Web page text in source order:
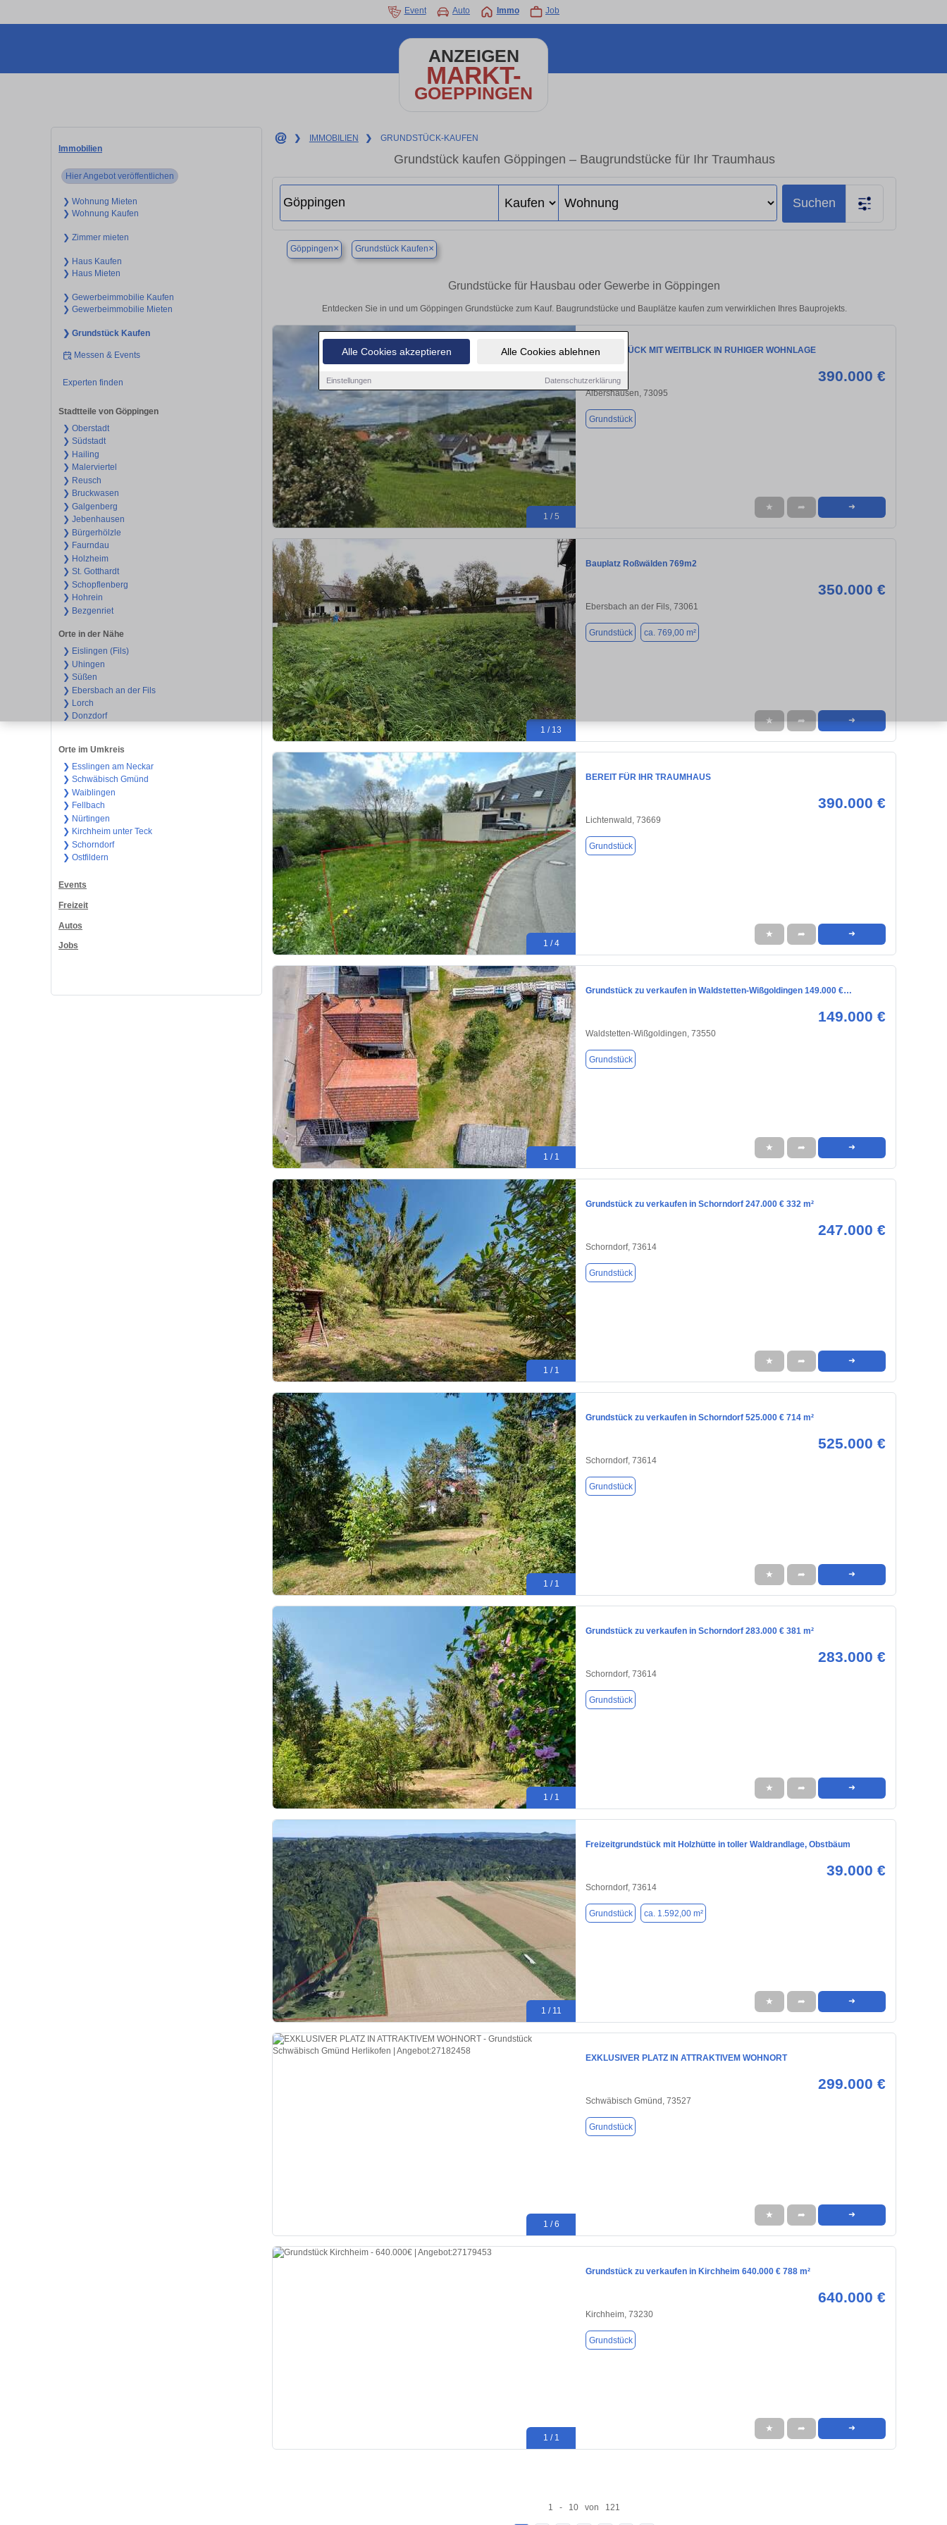
Alle Cookies akzeptieren Alle Cookies ablehnen
Einstellungen Datenschutzerklärung
Event Auto Immo Job
ANZEIGEN
MARKT-
GOEPPINGEN
Immobilien
Hier Angebot veröffentlichen
❯ Wohnung Mieten
❯ Wohnung Kaufen
❯ Zimmer mieten
❯ Haus Kaufen
❯ Haus Mieten
❯ Gewerbeimmobilie Kaufen
❯ Gewerbeimmobilie Mieten
❯ Grundstück Kaufen
Messen & Events
Experten finden
Stadtteile von Göppingen
❯ Oberstadt
❯ Südstadt
❯ Hailing
❯ Malerviertel
❯ Reusch
❯ Bruckwasen
❯ Galgenberg
❯ Jebenhausen
❯ Bürgerhölzle
❯ Faurndau
❯ Holzheim
❯ St. Gotthardt
❯ Schopflenberg
❯ Hohrein
❯ Bezgenriet
Orte in der Nähe
❯ Eislingen (Fils)
❯ Uhingen
❯ Süßen
❯ Ebersbach an der Fils
❯ Lorch
❯ Donzdorf
Orte im Umkreis
❯ Esslingen am Neckar
❯ Schwäbisch Gmünd
❯ Waiblingen
❯ Fellbach
❯ Nürtingen
❯ Kirchheim unter Teck
❯ Schorndorf
❯ Ostfildern
Events
Freizeit
Autos
Jobs
❯ IMMOBILIEN ❯ GRUNDSTÜCK-KAUFEN
Grundstück kaufen Göppingen – Baugrundstücke für Ihr Traumhaus
Suchen
Göppingen× Grundstück Kaufen×
Grundstücke für Hausbau oder Gewerbe in Göppingen
Entdecken Sie in und um Göppingen Grundstücke zum Kauf. Baugrundstücke und Bauplätze kaufen zum verwirklichen Ihres Bauprojekts.
1 / 5
GRUNDSTÜCK MIT WEITBLICK IN RUHIGER WOHNLAGE
390.000 €
Albershausen, 73095
Grundstück
★ ➦ ➜
1 / 13
Bauplatz Roßwälden 769m2
350.000 €
Ebersbach an der Fils, 73061
Grundstück ca. 769,00 m²
★ ➦ ➜
1 / 4
BEREIT FÜR IHR TRAUMHAUS
390.000 €
Lichtenwald, 73669
Grundstück
★ ➦ ➜
1 / 1
Grundstück zu verkaufen in Waldstetten-Wißgoldingen 149.000 €…
149.000 €
Waldstetten-Wißgoldingen, 73550
Grundstück
★ ➦ ➜
1 / 1
Grundstück zu verkaufen in Schorndorf 247.000 € 332 m²
247.000 €
Schorndorf, 73614
Grundstück
★ ➦ ➜
1 / 1
Grundstück zu verkaufen in Schorndorf 525.000 € 714 m²
525.000 €
Schorndorf, 73614
Grundstück
★ ➦ ➜
1 / 1
Grundstück zu verkaufen in Schorndorf 283.000 € 381 m²
283.000 €
Schorndorf, 73614
Grundstück
★ ➦ ➜
1 / 11
Freizeitgrundstück mit Holzhütte in toller Waldrandlage, Obstbäum
39.000 €
Schorndorf, 73614
Grundstück ca. 1.592,00 m²
★ ➦ ➜
1 / 6
EXKLUSIVER PLATZ IN ATTRAKTIVEM WOHNORT
299.000 €
Schwäbisch Gmünd, 73527
Grundstück
★ ➦ ➜
1 / 1
Grundstück zu verkaufen in Kirchheim 640.000 € 788 m²
640.000 €
Kirchheim, 73230
Grundstück
★ ➦ ➜
1 - 10 von 121